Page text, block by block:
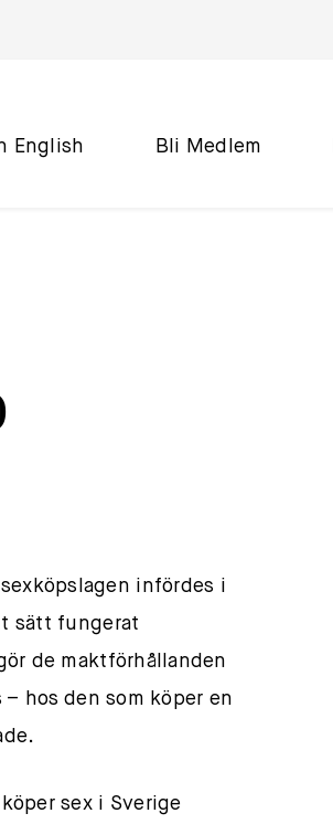
English Bli Medlem
infördes i
sätt fungerat
de maktförhållanden
hos den som köper en
sex i Sverige